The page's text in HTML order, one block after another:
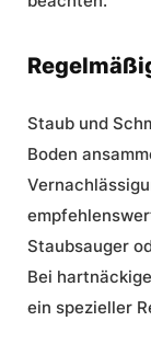
Staub und
Boden
Staubsauger
Bei
ein spezieller